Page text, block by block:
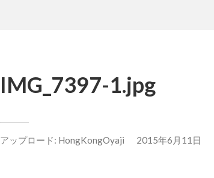
IMG_7397-1.jpg
アップロード: HongKongOyaji 2015年6月11日